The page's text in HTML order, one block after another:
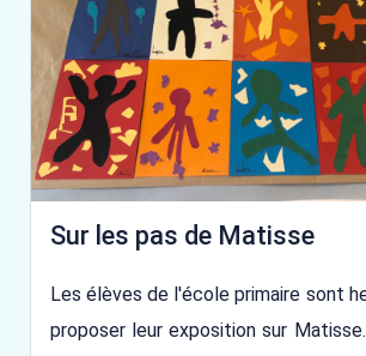
Sur les pas de Matisse
Les élèves de l'école primaire sont
proposer leur exposition sur